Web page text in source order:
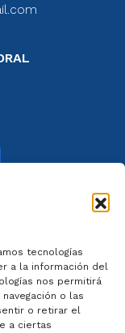
tecnologías
a la información del
nos permitirá
o las
o retirar el
a ciertas